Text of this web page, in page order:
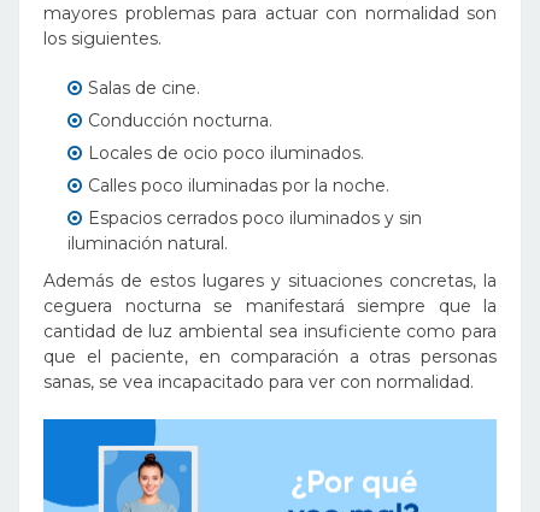
mayores problemas para actuar con normalidad son
los siguientes.
Salas de cine.
Conducción nocturna.
Locales de ocio poco iluminados.
Calles poco iluminadas por la noche.
Espacios cerrados poco iluminados y sin
iluminación natural.
Además de estos lugares y situaciones concretas, la
ceguera nocturna se manifestará siempre que la
cantidad de luz ambiental sea insuficiente como para
que el paciente, en comparación a otras personas
sanas, se vea incapacitado para ver con normalidad.